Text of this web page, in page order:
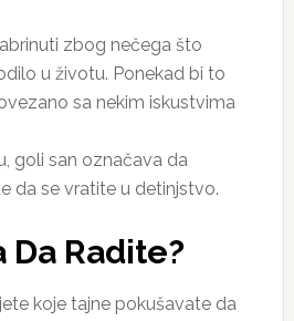
zbog nečega što
u životu. Ponekad bi to
sa nekim iskustvima
goli san označava da
da se vratite u detinjstvo.
Da Radite?
koje tajne pokušavate da